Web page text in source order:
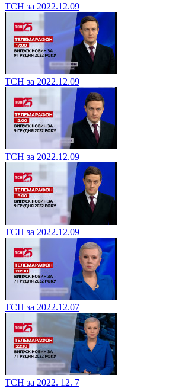
ТСН за 2022.12.09
ТСН за 2022.12.09
ТСН за 2022.12.09
ТСН за 2022.12.09
ТСН за 2022.12.07
ТСН за 2022. 12. 7